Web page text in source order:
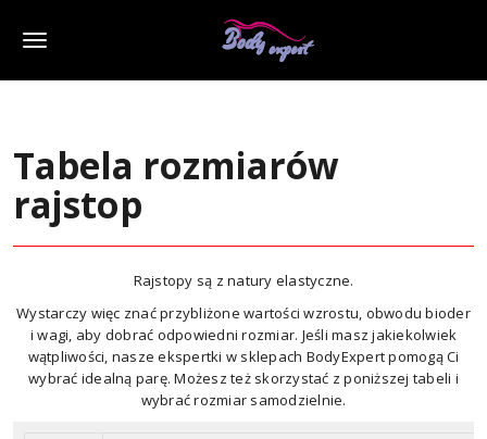
M
u
Tabela rozmiarów
rajstop
Rajstopy są z natury elastyczne.
Wystarczy więc znać przybliżone wartości wzrostu, obwodu bioder
i wagi, aby dobrać odpowiedni rozmiar. Jeśli masz jakiekolwiek
wątpliwości, nasze ekspertki w sklepach BodyExpert pomogą Ci
wybrać idealną parę. Możesz też skorzystać z poniższej tabeli i
wybrać rozmiar samodzielnie.